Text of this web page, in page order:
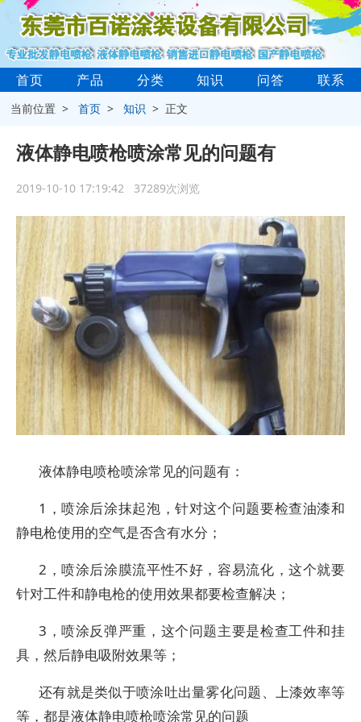
首页 产品 分类 知识 问答 联系
当前位置 >首页 >知识 > 正文
液体静电喷枪喷涂常见的问题有
2019-10-10 17:19:42 37289次浏览
液体静电喷枪喷涂常见的问题有：
1，喷涂后涂抹起泡，针对这个问题要检查油漆和
静电枪使用的空气是否含有水分；
2，喷涂后涂膜流平性不好，容易流化，这个就要
针对工件和静电枪的使用效果都要检查解决；
3，喷涂反弹严重，这个问题主要是检查工件和挂
具，然后静电吸附效果等；
还有就是类似于喷涂吐出量雾化问题、上漆效率等
等，都是液体静电喷枪喷涂常见的问题